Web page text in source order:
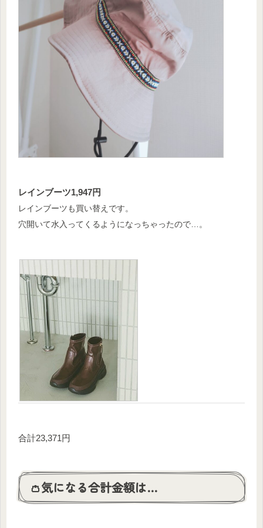
レインブーツ1,947円
レインブーツも買い替えです。
穴開いて水入ってくるようになっちゃったので…。
合計23,371円
👛気になる合計金額は…